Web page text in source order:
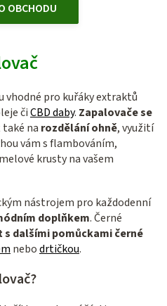
OBCHODU
vhodné pro kuřáky extraktů
čiCBD daby. Zapalovače se
na rozdělání ohně, využití
vám s flambováním,
krusty na vašem
nástrojem pro každodenní
doplňkem. Černé
s dalšími pomůckami černé
nebodrtičkou.